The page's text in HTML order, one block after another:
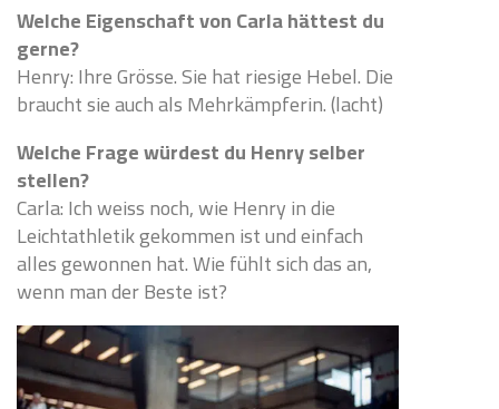
Welche Eigenschaft von Carla hättest du
gerne?
Henry: Ihre Grösse. Sie hat riesige Hebel. Die
braucht sie auch als Mehrkämpferin. (lacht)
Welche Frage würdest du Henry selber
stellen?
Carla: Ich weiss noch, wie Henry in die
Leichtathletik gekommen ist und einfach
alles gewonnen hat. Wie fühlt sich das an,
wenn man der Beste ist?